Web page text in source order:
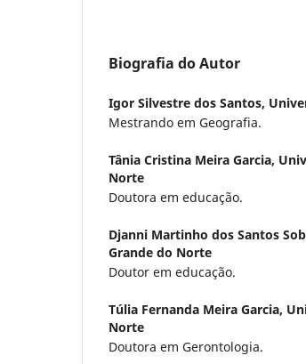
Biografia do Autor
Igor Silvestre dos Santos,
Mestrando em Geografia.
Tânia Cristina Meira Garcia,
Norte
Doutora em educação.
Djanni Martinho dos Santos
Grande do Norte
Doutor em educação.
Túlia Fernanda Meira Garcia,
Norte
Doutora em Gerontologia.